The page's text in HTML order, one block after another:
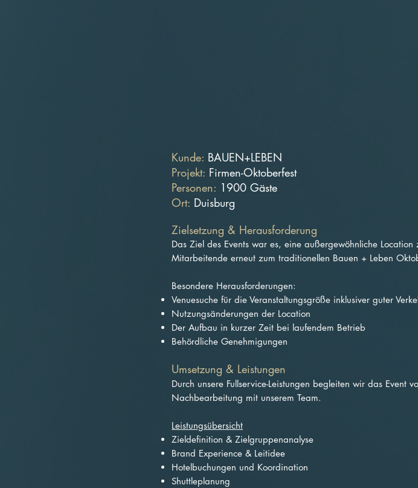
Kunde: BAUEN+LEBEN
Projekt: Firmen-Oktoberfest
Personen: 1900 Gäste
Ort: Duisburg
Zielsetzung & Herausforderung
Das Ziel des Events war es, eine außergewöhnliche
Mitarbeitende erneut zum traditionellen Bauen + Leben
Besondere Herausforderungen:
Venuesuche für die Veranstaltungsgröße inklusiver guter
Nutzungsänderungen der Location
Der Aufbau in kurzer Zeit bei laufendem Betrieb
Behördliche Genehmigungen
Umsetzung & Leistungen
Durch unsere Fullservice-Leistungen begleiten wir das
Nachbearbeitung mit unserem Team.
Leistungsübersicht
Zieldefinition &Zielgruppenanalyse
Brand Experience & Leitidee
Hotelbuchungen und Koordination
Shuttleplanung